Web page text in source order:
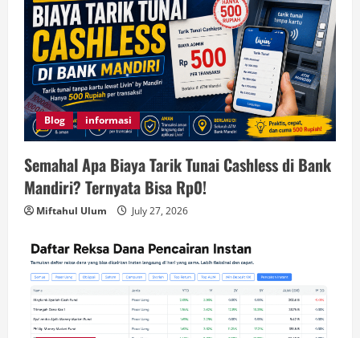
Blog informasi
Semahal Apa Biaya Tarik Tunai Cashless di Bank
Mandiri? Ternyata Bisa Rp0!
Miftahul Ulum July 27, 2026